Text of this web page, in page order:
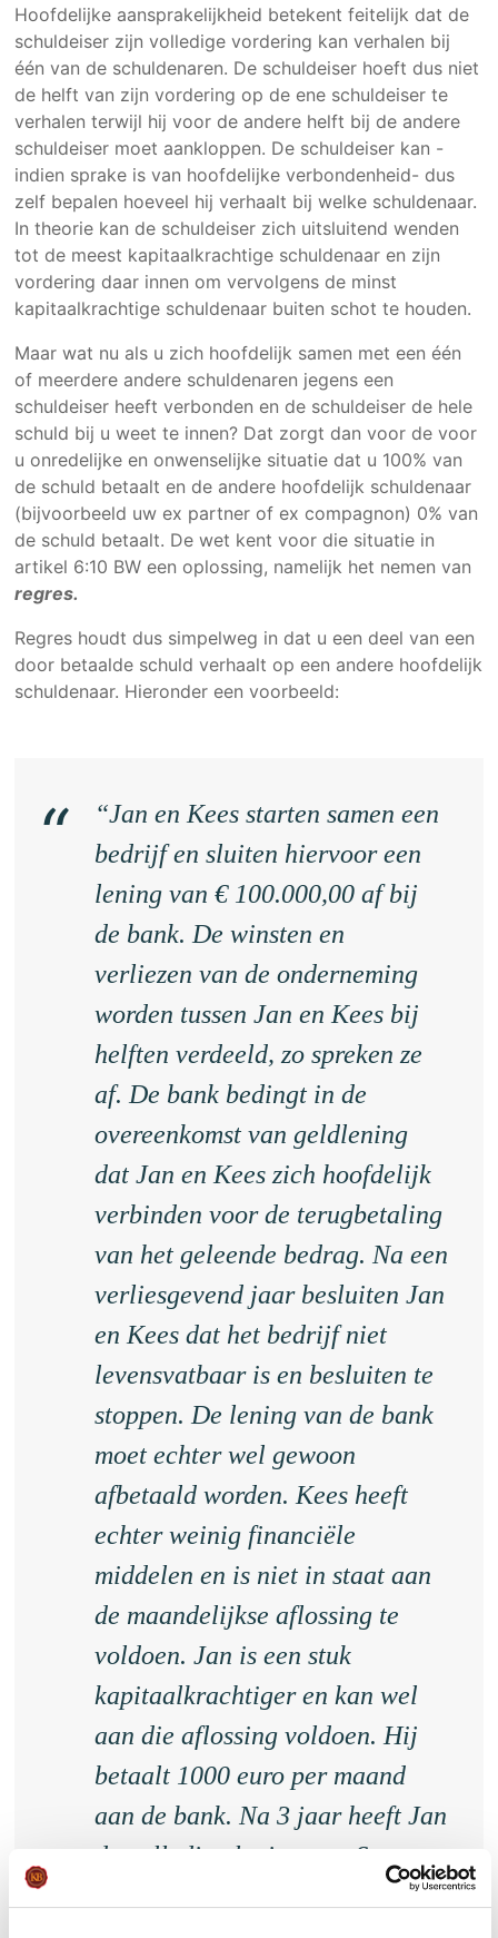
Hoofdelijke aansprakelijkheid betekent feitelijk dat de
schuldeiser zijn volledige vordering kan verhalen bij
één van de schuldenaren. De schuldeiser hoeft dus niet
de helft van zijn vordering op de ene schuldeiser te
verhalen terwijl hij voor de andere helft bij de andere
schuldeiser moet aankloppen. De schuldeiser kan -
indien sprake is van hoofdelijke verbondenheid- dus
zelf bepalen hoeveel hij verhaalt bij welke schuldenaar.
In theorie kan de schuldeiser zich uitsluitend wenden
tot de meest kapitaalkrachtige schuldenaar en zijn
vordering daar innen om vervolgens de minst
kapitaalkrachtige schuldenaar buiten schot te houden.
Maar wat nu als u zich hoofdelijk samen met een één
of meerdere andere schuldenaren jegens een
schuldeiser heeft verbonden en de schuldeiser de hele
schuld bij u weet te innen? Dat zorgt dan voor de voor
u onredelijke en onwenselijke situatie dat u 100% van
de schuld betaalt en de andere hoofdelijk schuldenaar
(bijvoorbeeld uw ex partner of ex compagnon) 0% van
de schuld betaalt. De wet kent voor die situatie in
artikel 6:10 BW een oplossing, namelijk het nemen van
regres.
Regres houdt dus simpelweg in dat u een deel van een
door betaalde schuld verhaalt op een andere hoofdelijk
schuldenaar. Hieronder een voorbeeld:
“Jan en Kees starten samen een
bedrijf en sluiten hiervoor een
lening van € 100.000,00 af bij
de bank. De winsten en
verliezen van de onderneming
worden tussen Jan en Kees bij
helften verdeeld, zo spreken ze
af. De bank bedingt in de
overeenkomst van geldlening
dat Jan en Kees zich hoofdelijk
verbinden voor de terugbetaling
van het geleende bedrag. Na een
verliesgevend jaar besluiten Jan
en Kees dat het bedrijf niet
levensvatbaar is en besluiten te
stoppen. De lening van de bank
moet echter wel gewoon
afbetaald worden. Kees heeft
echter weinig financiële
middelen en is niet in staat aan
de maandelijkse aflossing te
voldoen. Jan is een stuk
kapitaalkrachtiger en kan wel
aan die aflossing voldoen. Hij
betaalt 1000 euro per maand
aan de bank. Na 3 jaar heeft Jan
de volledige lening van €
100.000,00 terugbetaalt. Kees